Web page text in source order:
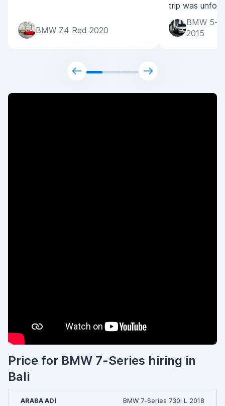
BMW Z4 Red 2020
trip was
BMW 5-
2015
Price for BMW 7-Series hiring in
Bali
BMW 7-Series 730i L 2018